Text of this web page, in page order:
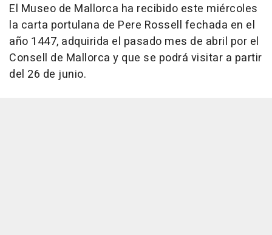
El Museo de Mallorca ha recibido este miércoles
la carta portulana de Pere Rossell fechada en el
año 1447, adquirida el pasado mes de abril por el
Consell de Mallorca y que se podrá visitar a partir
del 26 de junio.